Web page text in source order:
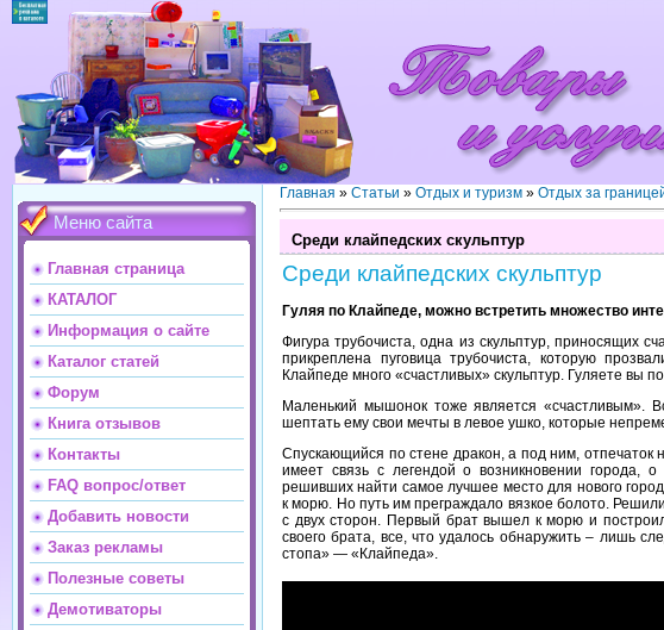
Меню сайта
Главная страница
КАТАЛОГ
Информация о сайте
Каталог статей
Форум
Книга отзывов
Контакты
FAQ вопрос/ответ
Добавить новости
Заказ рекламы
Полезные советы
Демотиваторы
Главная » Статьи » Отдых и туризм » Отдых за
Среди клайпедских скульптур
Среди клайпедских скульптур
Гуляя по Клайпеде, можно встретить множество
Фигура трубочиста, одна из скульптур, приносящих
прикреплена пуговица трубочиста, которую
Клайпеде много «счастливых» скульптур. Гуляете вы
Маленький мышонок тоже является «счастливым».
шептать ему свои мечты в левое ушко, которые
Спускающийся по стене дракон, а под ним, отпечаток
имеет связь с легендой о возникновении города,
решивших найти самое лучшее место для нового
к морю. Но путь им преграждало вязкое болото.
с двух сторон. Первый брат вышел к морю и
своего брата, все, что удалось обнаружить – лишь
стопа» — «Клайпеда».